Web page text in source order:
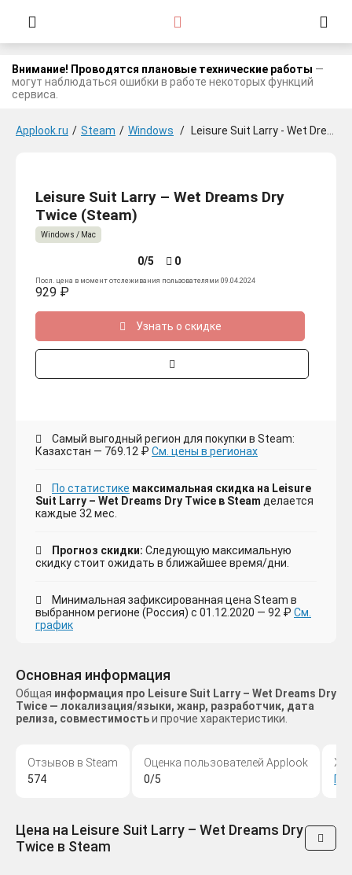
Внимание! Проводятся плановые технические работы —
могут наблюдаться ошибки в работе некоторых функций
сервиса.
Applook.ru / Steam / Windows / Leisure Suit Larry - Wet Dreams Dry Twice
Leisure Suit Larry – Wet Dreams Dry
Twice (Steam)
Windows / Mac
0/5 0
Посл. цена в момент отслеживания пользователями 09.04.2024
929 ₽
Узнать о скидке
Самый выгодный регион для покупки в Steam:
Казахстан — 769.12 ₽ См. цены в регионах
По статистике максимальная скидка на Leisure
Suit Larry – Wet Dreams Dry Twice в Steam делается
каждые 32 мес.
Прогноз скидки: Следующую максимальную
скидку стоит ожидать в ближайшее время/дни.
Минимальная зафиксированная цена Steam в
выбранном регионе (Россия) с 01.12.2020 — 92 ₽ См.
график
Основная информация
Общая информация про Leisure Suit Larry – Wet Dreams Dry
Twice — локализация/языки, жанр, разработчик, дата
релиза, совместимостьи прочие характеристики.
Отзывов в Steam
574
Оценка пользователей Applook
0/5
Цена на Leisure Suit Larry – Wet Dreams Dry
Twice в Steam